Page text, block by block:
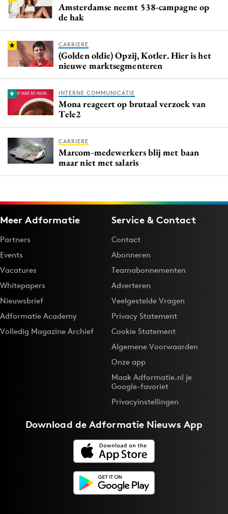
Amsterdamse neemt 538-campagne op
de hak
CARRIERE
(Golden oldie) Opzij, Kotler. Hier is het
nieuwe marktsegmenteren
INTERNE COMMUNICATIE
Mona reageert op brutaal verzoek van
Tele2
CARRIERE
Marcom-medewerkers blij met baan
maar niet met salaris
Meer Adformatie
Partners
Events
Vacatures
Whitepapers
Nieuwsbrief
Adformatie Academy
Volledig Magazine Archief
Service & Contact
Contact
Abonneren
Teamabonnementen
Adverteren
Veelgestelde Vragen
Privacy Statement
Cookie Statement
Algemene Voorwaarden
Onze app
Maak Adformatie.nl je
Google-favoriet
Privacyinstellingen
Download deAdformatie Nieuws App